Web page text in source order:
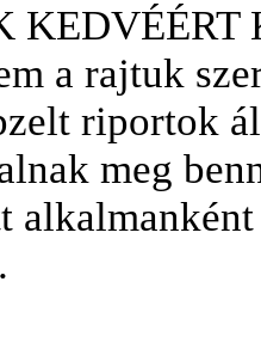
KEDVÉÉRT
a rajtuk
riportok
meg